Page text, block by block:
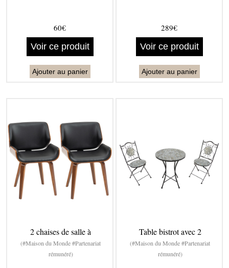
60€
Voir ce produit
Ajouter au panier
289€
Voir ce produit
Ajouter au panier
2 chaises de salle à
(#Maison du Monde #Partenariat
rémunéré)
Table bistrot avec 2
(#Maison du Monde #Partenariat
rémunéré)